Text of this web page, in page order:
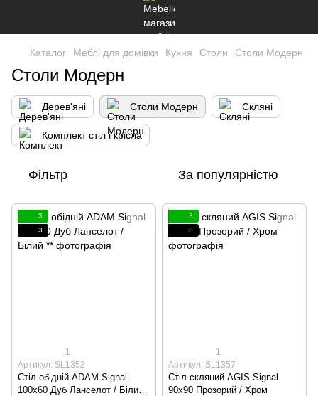
Каталог Меблі для домівки Кухня Столи Столи Модерн
Столи Модерн
Дерев'яні Столи Модерн Скляні
Комплект стіл і крісла
Фільтр За популярністю
3
3
1
Артикул: SL1352
Стіл обідній ADAM Signal
100x60 Дуб Ланселот / Білий
3
3
1
Артикул: SL1357
Стіл скляний AGIS Signal
90x90 Прозорий / Хром